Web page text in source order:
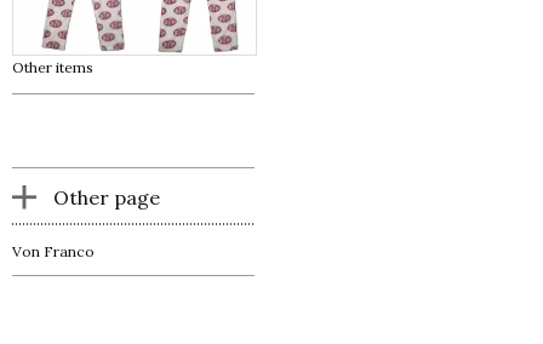
Other items
Other page
Von Franco